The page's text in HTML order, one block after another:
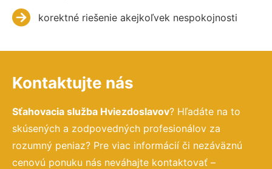
korektné riešenie akejkoľvek nespokojnosti
Kontaktujte nás
Sťahovacia služba Hviezdoslavov? Hľadáte na to
skúsených a zodpovedných profesionálov za
rozumný peniaz? Pre viac informácií či nezáväznú
cenovú ponuku nás neváhajte kontaktovať –